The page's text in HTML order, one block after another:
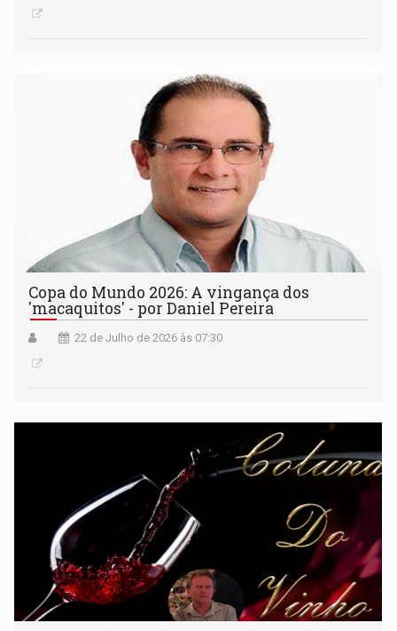
Copa do Mundo 2026: A vingança dos
'macaquitos' - por Daniel Pereira
22 de Julho de 2026 às 07:30